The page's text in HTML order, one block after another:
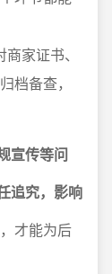
家证书、
档备查，
宣传等问
追究，影响
才能为后